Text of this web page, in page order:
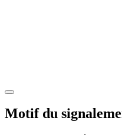
Motif du